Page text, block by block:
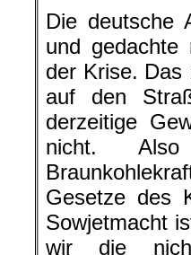
Die deutsche
und gedachte
der Krise. Das
auf den
derzeitige
nicht.
Gesetze des
Sowjetmacht
wir die